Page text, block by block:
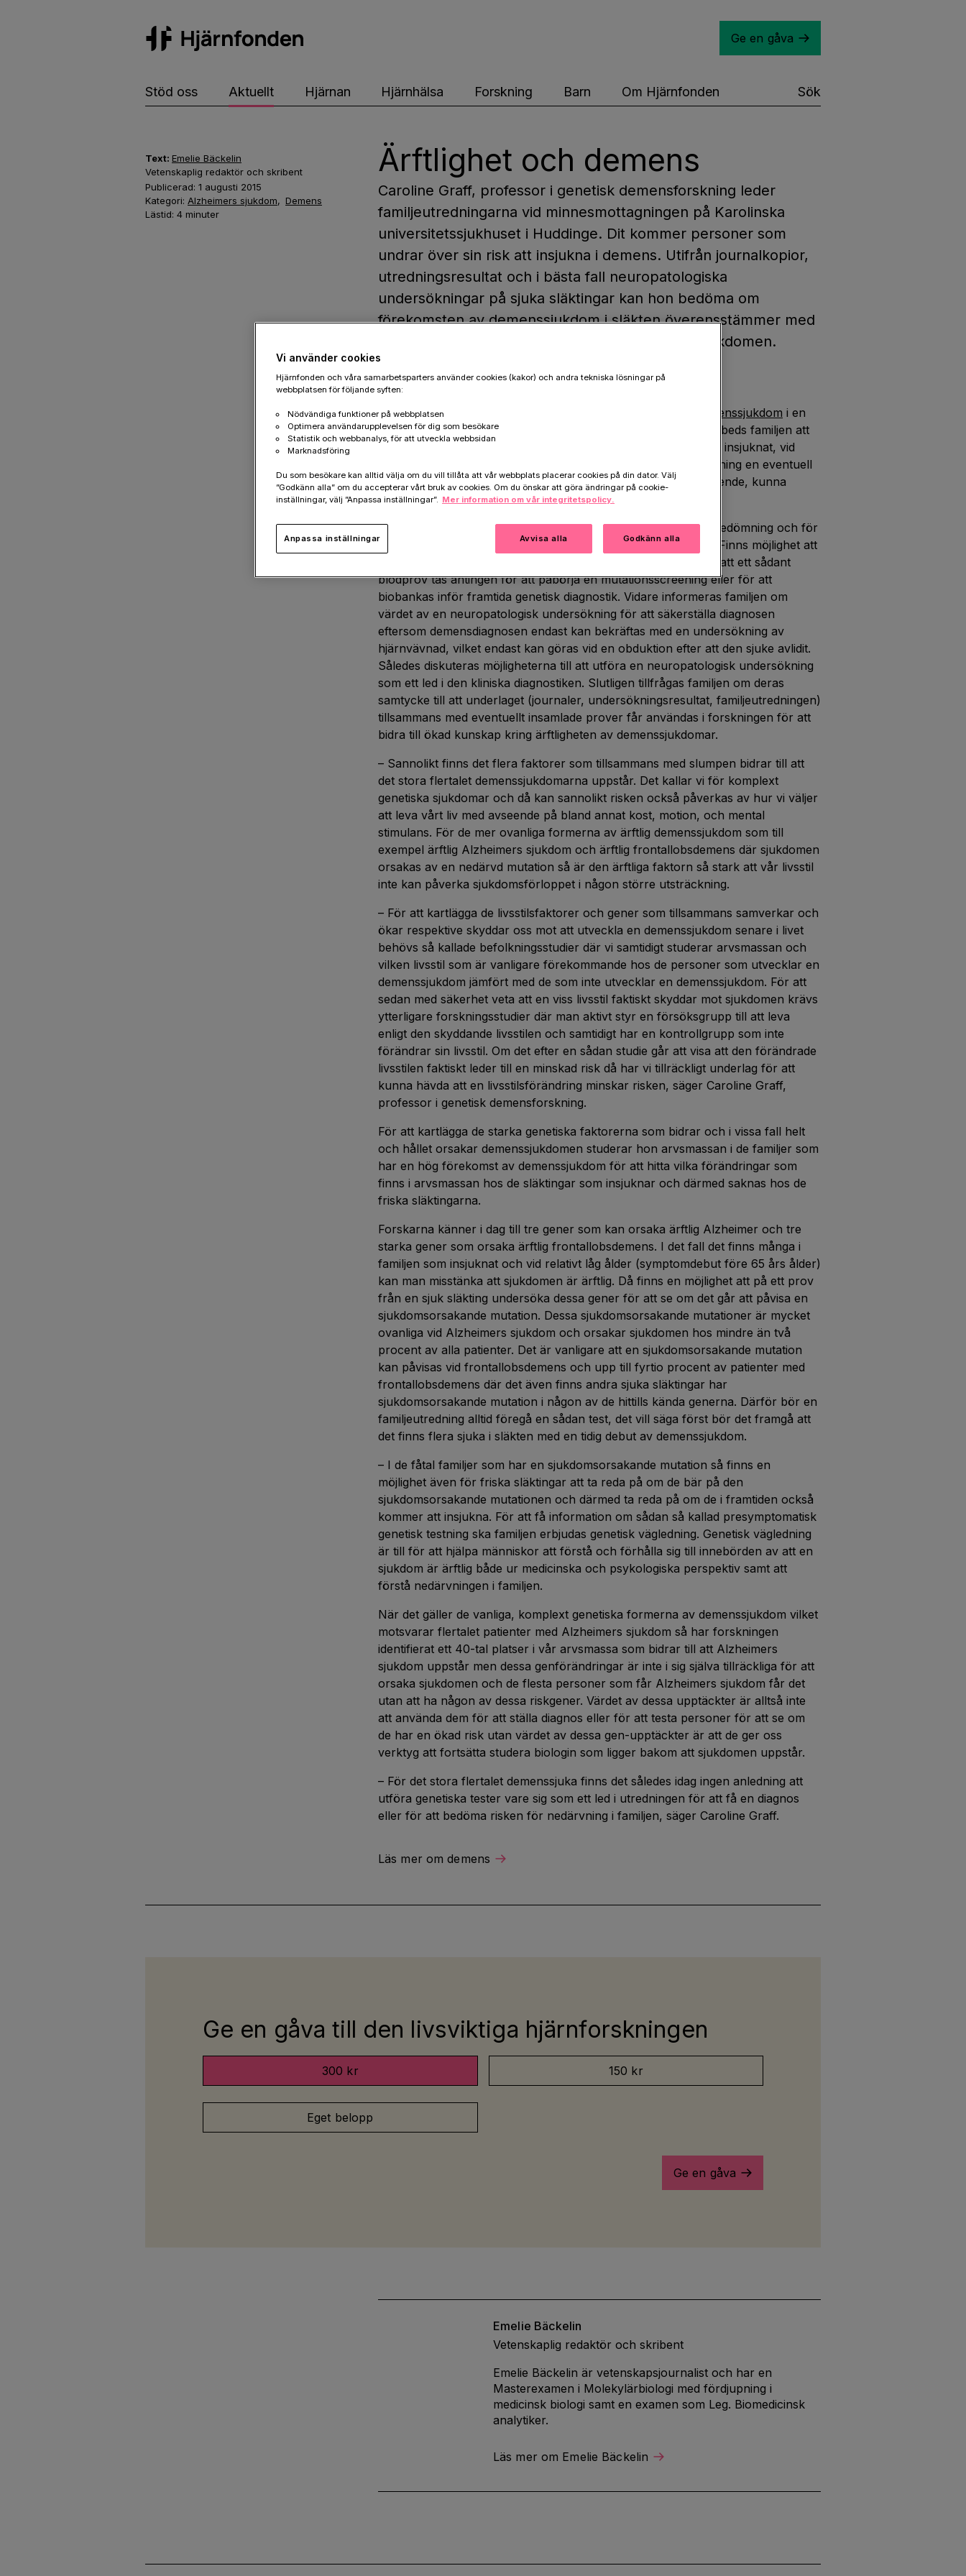
Ge en gåva
Stöd oss Aktuellt Hjärnan Hjärnhälsa Forskning Barn Om Hjärnfonden Sök
Text: Emelie Bäckelin
Vetenskaplig redaktör och skribent
Publicerad: 1 augusti 2015
Kategori: Alzheimers sjukdom, Demens
Lästid: 4 minuter
Ärftlighet och demens
Caroline Graff, professor i genetisk demensforskning leder
familjeutredningarna vid minnesmottagningen på Karolinska
universitetssjukhuset i Huddinge. Dit kommer personer som
undrar över sin risk att insjukna i demens. Utifrån journalkopior,
utredningsresultat och i bästa fall neuropatologiska
undersökningar på sjuka släktingar kan hon bedöma om
förekomsten av demenssjukdom i släkten överensstämmer med
det som är karakteristiskt för en ärftlig form av sjukdomen.
En familjeutredning är en kartläggning av förekomsten av demenssjukdom i en
släkt. För att kartläggningen ska bli så tillförlitlig som möjligt ombeds familjen att
ta reda på så mycket som möjligt kring vilka släktingar som har insjuknat, vid
vilken ålder släktingarna har insjuknat och vid vilken vårdinrättning en eventuell
demensutredning har gjorts för att, efter samtycke från närstående, kunna
beställa journalkopior.
All information samlas in för att användas som underlag i riskbedömning och för
att vägleda eventuell vidare genetisk utredning och diagnostik. Finns möjlighet att
tillvarata blodprov för genetisk undersökning rekommenderas att ett sådant
blodprov tas antingen för att påbörja en mutationsscreening eller för att
biobankas inför framtida genetisk diagnostik. Vidare informeras familjen om
värdet av en neuropatologisk undersökning för att säkerställa diagnosen
eftersom demensdiagnosen endast kan bekräftas med en undersökning av
hjärnvävnad, vilket endast kan göras vid en obduktion efter att den sjuke avlidit.
Således diskuteras möjligheterna till att utföra en neuropatologisk undersökning
som ett led i den kliniska diagnostiken. Slutligen tillfrågas familjen om deras
samtycke till att underlaget (journaler, undersökningsresultat, familjeutredningen)
tillsammans med eventuellt insamlade prover får användas i forskningen för att
bidra till ökad kunskap kring ärftligheten av demenssjukdomar.
– Sannolikt finns det flera faktorer som tillsammans med slumpen bidrar till att
det stora flertalet demenssjukdomarna uppstår. Det kallar vi för komplext
genetiska sjukdomar och då kan sannolikt risken också påverkas av hur vi väljer
att leva vårt liv med avseende på bland annat kost, motion, och mental
stimulans. För de mer ovanliga formerna av ärftlig demenssjukdom som till
exempel ärftlig Alzheimers sjukdom och ärftlig frontallobsdemens där sjukdomen
orsakas av en nedärvd mutation så är den ärftliga faktorn så stark att vår livsstil
inte kan påverka sjukdomsförloppet i någon större utsträckning.
– För att kartlägga de livsstilsfaktorer och gener som tillsammans samverkar och
ökar respektive skyddar oss mot att utveckla en demenssjukdom senare i livet
behövs så kallade befolkningsstudier där vi samtidigt studerar arvsmassan och
vilken livsstil som är vanligare förekommande hos de personer som utvecklar en
demenssjukdom jämfört med de som inte utvecklar en demenssjukdom. För att
sedan med säkerhet veta att en viss livsstil faktiskt skyddar mot sjukdomen krävs
ytterligare forskningsstudier där man aktivt styr en försöksgrupp till att leva
enligt den skyddande livsstilen och samtidigt har en kontrollgrupp som inte
förändrar sin livsstil. Om det efter en sådan studie går att visa att den förändrade
livsstilen faktiskt leder till en minskad risk då har vi tillräckligt underlag för att
kunna hävda att en livsstilsförändring minskar risken, säger Caroline Graff,
professor i genetisk demensforskning.
För att kartlägga de starka genetiska faktorerna som bidrar och i vissa fall helt
och hållet orsakar demenssjukdomen studerar hon arvsmassan i de familjer som
har en hög förekomst av demenssjukdom för att hitta vilka förändringar som
finns i arvsmassan hos de släktingar som insjuknar och därmed saknas hos de
friska släktingarna.
Forskarna känner i dag till tre gener som kan orsaka ärftlig Alzheimer och tre
starka gener som orsaka ärftlig frontallobsdemens. I det fall det finns många i
familjen som insjuknat och vid relativt låg ålder (symptomdebut före 65 års ålder)
kan man misstänka att sjukdomen är ärftlig. Då finns en möjlighet att på ett prov
från en sjuk släkting undersöka dessa gener för att se om det går att påvisa en
sjukdomsorsakande mutation. Dessa sjukdomsorsakande mutationer är mycket
ovanliga vid Alzheimers sjukdom och orsakar sjukdomen hos mindre än två
procent av alla patienter. Det är vanligare att en sjukdomsorsakande mutation
kan påvisas vid frontallobsdemens och upp till fyrtio procent av patienter med
frontallobsdemens där det även finns andra sjuka släktingar har
sjukdomsorsakande mutation i någon av de hittills kända generna. Därför bör en
familjeutredning alltid föregå en sådan test, det vill säga först bör det framgå att
det finns flera sjuka i släkten med en tidig debut av demenssjukdom.
– I de fåtal familjer som har en sjukdomsorsakande mutation så finns en
möjlighet även för friska släktingar att ta reda på om de bär på den
sjukdomsorsakande mutationen och därmed ta reda på om de i framtiden också
kommer att insjukna. För att få information om sådan så kallad presymptomatisk
genetisk testning ska familjen erbjudas genetisk vägledning. Genetisk vägledning
är till för att hjälpa människor att förstå och förhålla sig till innebörden av att en
sjukdom är ärftlig både ur medicinska och psykologiska perspektiv samt att
förstå nedärvningen i familjen.
När det gäller de vanliga, komplext genetiska formerna av demenssjukdom vilket
motsvarar flertalet patienter med Alzheimers sjukdom så har forskningen
identifierat ett 40-tal platser i vår arvsmassa som bidrar till att Alzheimers
sjukdom uppstår men dessa genförändringar är inte i sig själva tillräckliga för att
orsaka sjukdomen och de flesta personer som får Alzheimers sjukdom får det
utan att ha någon av dessa riskgener. Värdet av dessa upptäckter är alltså inte
att använda dem för att ställa diagnos eller för att testa personer för att se om
de har en ökad risk utan värdet av dessa gen-upptäckter är att de ger oss
verktyg att fortsätta studera biologin som ligger bakom att sjukdomen uppstår.
– För det stora flertalet demenssjuka finns det således idag ingen anledning att
utföra genetiska tester vare sig som ett led i utredningen för att få en diagnos
eller för att bedöma risken för nedärvning i familjen, säger Caroline Graff.
Läs mer om demens
Ge en gåva till den livsviktiga hjärnforskningen
300 kr 150 kr
Eget belopp
Ge en gåva
Emelie Bäckelin
Vetenskaplig redaktör och skribent
Emelie Bäckelin är vetenskapsjournalist och har en
Masterexamen i Molekylärbiologi med fördjupning i
medicinsk biologi samt en examen som Leg. Biomedicinsk
analytiker.
Läs mer om Emelie Bäckelin
Vi använder cookies
Hjärnfonden och våra samarbetsparters använder cookies (kakor) och andra tekniska lösningar på
webbplatsen för följande syften:
Nödvändiga funktioner på webbplatsen
Optimera användarupplevelsen för dig som besökare
Statistik och webbanalys, för att utveckla webbsidan
Marknadsföring
Du som besökare kan alltid välja om du vill tillåta att vår webbplats placerar cookies på din dator. Välj
”Godkänn alla” om du accepterar vårt bruk av cookies. Om du önskar att göra ändringar på cookie-
inställningar, välj ”Anpassa inställningar”. Mer information om vår integritetspolicy.
Avvisa alla Godkänn alla
Anpassa inställningar